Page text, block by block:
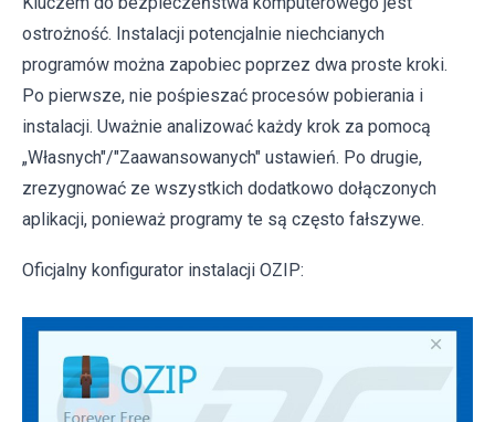
ostrożność. Instalacji potencjalnie niechcianych
programów można zapobiec poprzez dwa proste kroki.
Po pierwsze, nie pośpieszać procesów pobierania i
instalacji. Uważnie analizować każdy krok za pomocą
„Własnych"/"Zaawansowanych" ustawień. Po drugie,
zrezygnować ze wszystkich dodatkowo dołączonych
aplikacji, ponieważ programy te są często fałszywe.
Oficjalny konfigurator instalacji OZIP: